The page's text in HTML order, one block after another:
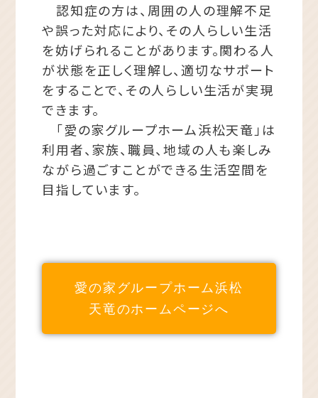
認知症の方は、周囲の人の理解不足
や誤った対応により、その人らしい生活
を妨げられることがあります。関わる人
が状態を正しく理解し、適切なサポート
をすることで、その人らしい生活が実現
できます。
「愛の家グループホーム浜松天竜」は
利用者、家族、職員、地域の人も楽しみ
ながら過ごすことができる生活空間を
目指しています。
愛の家グループホーム浜松
天竜のホームページへ